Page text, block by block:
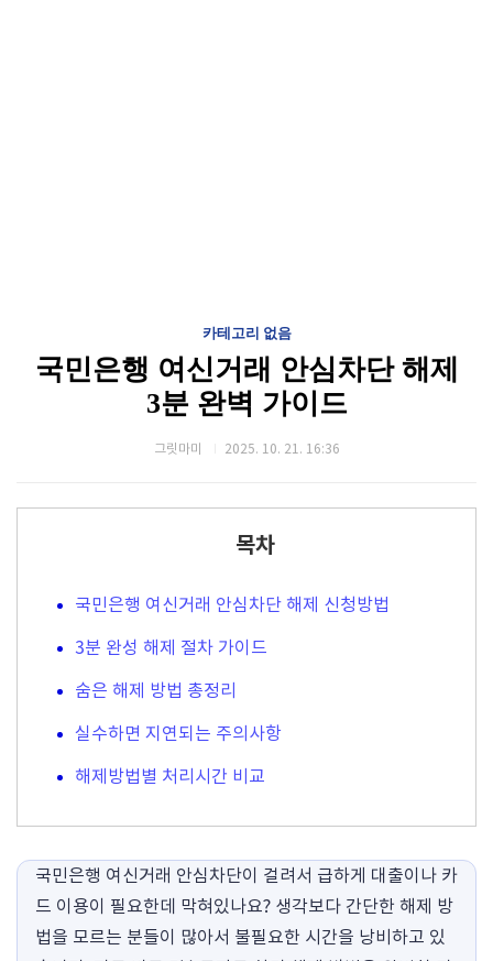
카테고리 없음
국민은행 여신거래 안심차단 해제
3분 완벽 가이드
그릿마미 2025. 10. 21. 16:36
목차
국민은행 여신거래 안심차단 해제 신청방법
3분 완성 해제 절차 가이드
숨은 해제 방법 총정리
실수하면 지연되는 주의사항
해제방법별 처리시간 비교
국민은행 여신거래 안심차단이 걸려서 급하게 대출이나 카
드 이용이 필요한데 막혀있나요? 생각보다 간단한 해제 방
법을 모르는 분들이 많아서 불필요한 시간을 낭비하고 있